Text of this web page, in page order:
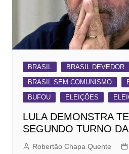
BRASIL
BRASIL DEVEDOR
BRASIL SEM COMUNISMO
BUFOU
ELEIÇÕES
LULA DEMONSTRA
SEGUNDO TURNO
Robertão Chapa Quente